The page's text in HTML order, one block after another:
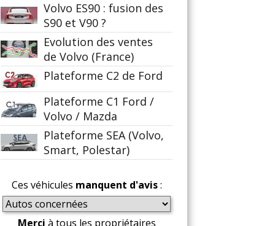
Volvo ES90 : fusion des
S90 et V90 ?
Evolution des ventes
de Volvo (France)
Plateforme C2 de Ford
Plateforme C1 Ford /
Volvo / Mazda
Plateforme SEA (Volvo,
Smart, Polestar)
Ces véhicules manquent d'avis:
Merci à tous les propriétaires